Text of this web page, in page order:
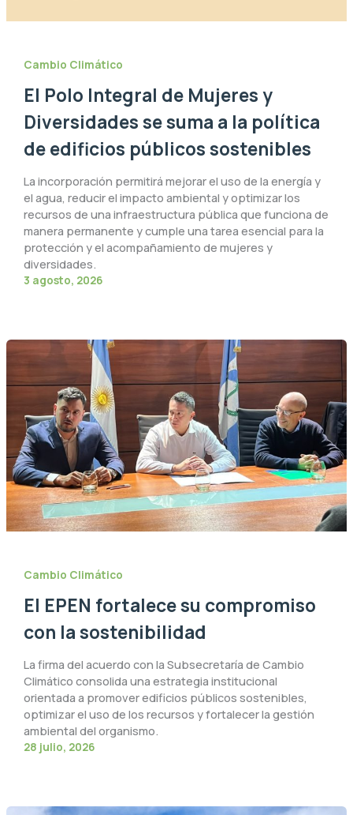
Cambio Climático
El Polo Integral de Mujeres y
Diversidades se suma a la política
de edificios públicos sostenibles
La incorporación permitirá mejorar el uso de la energía y
el agua, reducir el impacto ambiental y optimizar los
recursos de una infraestructura pública que funciona de
manera permanente y cumple una tarea esencial para la
protección y el acompañamiento de mujeres y
diversidades.
3 agosto, 2026
Cambio Climático
El EPEN fortalece su compromiso
con la sostenibilidad
La firma del acuerdo con la Subsecretaría de Cambio
Climático consolida una estrategia institucional
orientada a promover edificios públicos sostenibles,
optimizar el uso de los recursos y fortalecer la gestión
ambiental del organismo.
28 julio, 2026